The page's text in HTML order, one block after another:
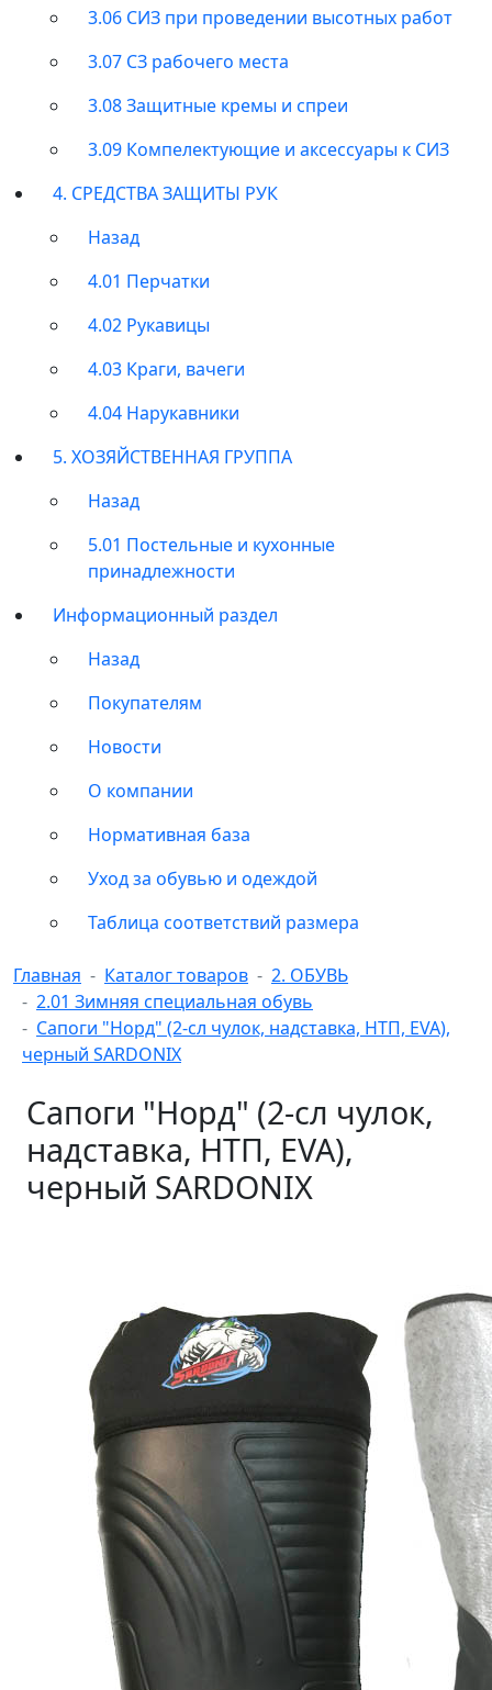
3.06 СИЗ при проведении высотных работ
3.07 СЗ рабочего места
3.08 Защитные кремы и спреи
3.09 Компелектующие и аксессуары к СИЗ
4. СРЕДСТВА ЗАЩИТЫ РУК
Назад
4.01 Перчатки
4.02 Рукавицы
4.03 Краги, вачеги
4.04 Нарукавники
5. ХОЗЯЙСТВЕННАЯ ГРУППА
Назад
5.01 Постельные и кухонные
принадлежности
Информационный раздел
Назад
Покупателям
Новости
О компании
Нормативная база
Уход за обувью и одеждой
Таблица соответствий размера
Главная Каталог товаров
2. ОБУВЬ
2.01 Зимняя специальная обувь
Сапоги "Норд" (2-сл чулок, надставка, НТП, EVA),
черный SARDONIX
Сапоги "Норд" (2-сл чулок,
надставка, НТП, EVA),
черный SARDONIX